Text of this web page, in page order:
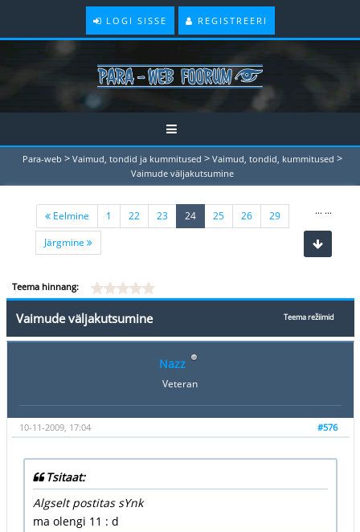
LOGI SISSE REGISTREERI
Para-web > Vaimud, tondid ja kummitused > Vaimud, tondid, kummitused >
Vaimude väljakutsumine
Eelmine 1 ...
22 23 24(current)
25 26 ...
29
Järgmine
Teema hinnang:
Teema režiimid
Vaimude väljakutsumine
Nazz
Veteran
#576
10-11-2009, 17:04
Tsitaat:
Algselt postitas sYnk
ma olengi 11 : d